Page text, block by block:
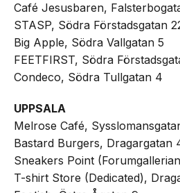
Café Jesusbaren,
STASP, Södra Förstadsgatan
Big Apple, Södra Vallgatan 5
FEETFIRST, Södra
Condeco, Södra Tullgatan 4
UPPSALA
Melrose Café,
Bastard Burgers, Dragargatan
Sneakers Point
T-shirt Store (Dedicated),